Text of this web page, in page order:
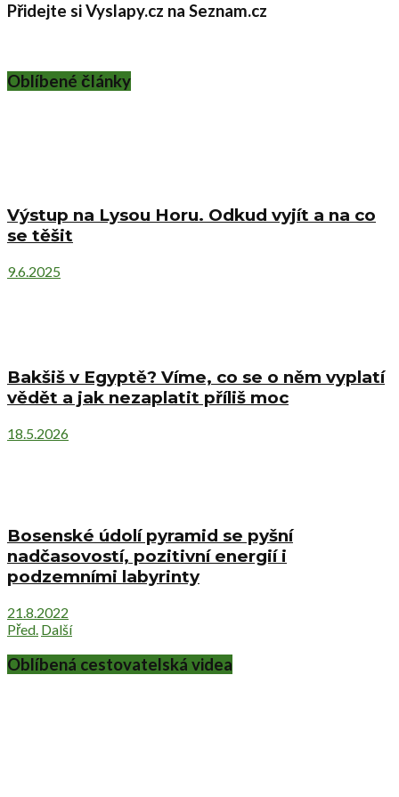
Přidejte si Vyslapy.cz na Seznam.cz
Oblíbené články
Výstup na Lysou Horu. Odkud vyjít a na co
se těšit
9.6.2025
Bakšiš v Egyptě? Víme, co se o něm vyplatí
vědět a jak nezaplatit příliš moc
18.5.2026
Bosenské údolí pyramid se pyšní
nadčasovostí, pozitivní energií i
podzemními labyrinty
21.8.2022
Před. Další
Oblíbená cestovatelská videa